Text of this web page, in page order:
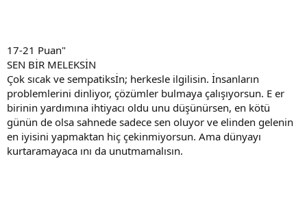
17-21 Puan"
SEN BİR MELEKSİN
Çok sıcak ve sempatiksİn; herkesle ilgilisin. İnsanların
problemlerini dinliyor, çözümler bulmaya çalışıyorsun. E er
birinin yardımına ihtiyacı oldu unu düşünürsen, en kötü
günün de olsa sahnede sadece sen oluyor ve elinden gelenin
en iyisini yapmaktan hiç çekinmiyorsun. Ama dünyayı
kurtaramayaca ını da unutmamalısın.